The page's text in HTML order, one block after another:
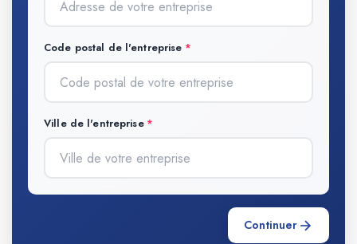
Code postal de l'entreprise
Ville de l'entreprise
Continuer